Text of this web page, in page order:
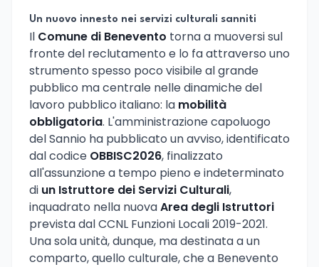
Un nuovo innesto nei servizi culturali sanniti
Il Comune di Benevento torna a muoversi sul
fronte del reclutamento e lo fa attraverso uno
strumento spesso poco visibile al grande
pubblico ma centrale nelle dinamiche del
lavoro pubblico italiano: la mobilità
obbligatoria. L'amministrazione capoluogo
del Sannio ha pubblicato un avviso, identificato
dal codice OBBISC2026, finalizzato
all'assunzione a tempo pieno e indeterminato
di un Istruttore dei Servizi Culturali,
inquadrato nella nuovaArea degli Istruttori
prevista dal CCNL Funzioni Locali 2019-2021.
Una sola unità, dunque, ma destinata a un
comparto, quello culturale, che a Benevento